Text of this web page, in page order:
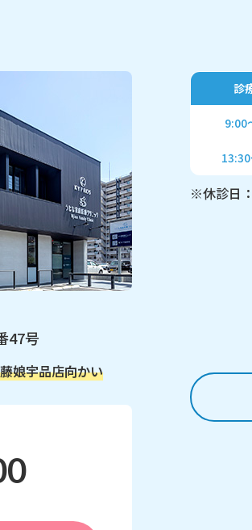
47号
娘宇品店向かい
診
9:00
※休診日